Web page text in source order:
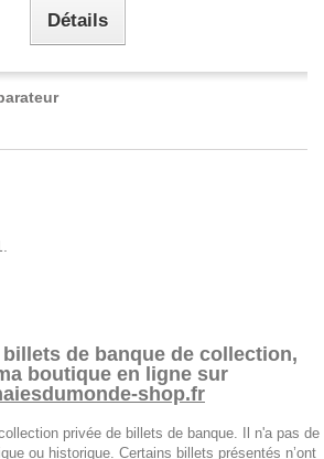
Détails
de banque de collection,
boutique en ligne sur
shop.fr
privée de billets de banque. Il n'a pas de
ou historique. Certains billets présentés n’ont